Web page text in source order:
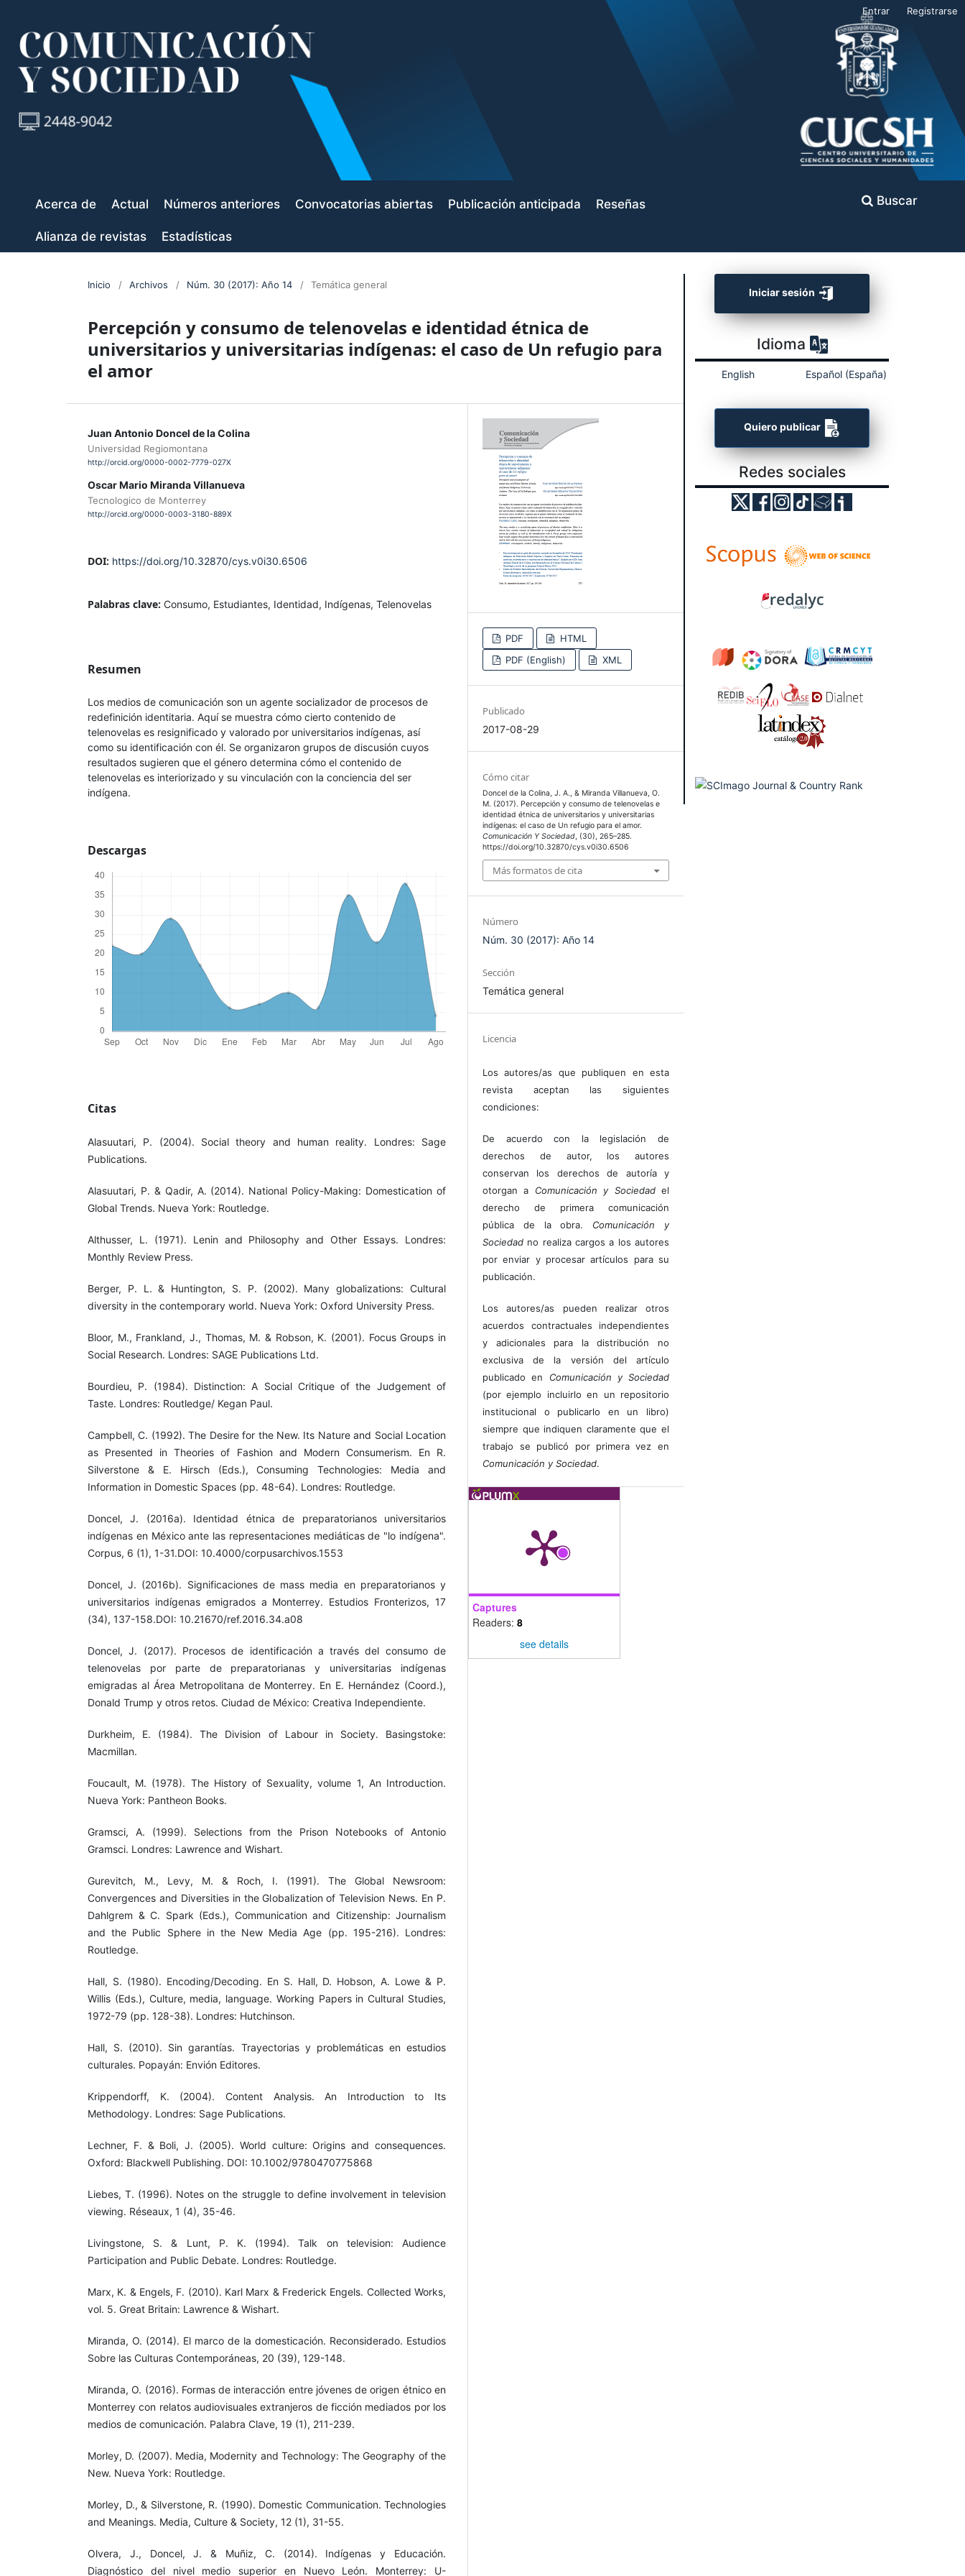
Acerca de Actual Números anteriores Convocatorias abiertas Publicación anticipada Reseñas
Alianza de revistas Estadísticas
Buscar
Entrar Registrarse
Inicio / Archivos / Núm. 30 (2017): Año 14 / Temática general
Percepción y consumo de telenovelas e identidad étnica de
universitarios y universitarias indígenas: el caso de Un refugio para
el amor
Juan Antonio Doncel de la Colina
Universidad Regiomontana
http://orcid.org/0000-0002-7779-027X
Oscar Mario Miranda Villanueva
Tecnologico de Monterrey
http://orcid.org/0000-0003-3180-889X
DOI: https://doi.org/10.32870/cys.v0i30.6506
Palabras clave: Consumo, Estudiantes, Identidad, Indígenas, Telenovelas
Resumen
Los medios de comunicación son un agente socializador de procesos de
redefinición identitaria. Aquí se muestra cómo cierto contenido de
telenovelas es resignificado y valorado por universitarios indígenas, así
como su identificación con él. Se organizaron grupos de discusión cuyos
resultados sugieren que el género determina cómo el contenido de
telenovelas es interiorizado y su vinculación con la conciencia del ser
indígena.
Descargas
Citas
Alasuutari, P. (2004). Social theory and human reality. Londres: Sage
Publications.
Alasuutari, P. & Qadir, A. (2014). National Policy-Making: Domestication of
Global Trends. Nueva York: Routledge.
Althusser, L. (1971). Lenin and Philosophy and Other Essays. Londres:
Monthly Review Press.
Berger, P. L. & Huntington, S. P. (2002). Many globalizations: Cultural
diversity in the contemporary world. Nueva York: Oxford University Press.
Bloor, M., Frankland, J., Thomas, M. & Robson, K. (2001). Focus Groups in
Social Research. Londres: SAGE Publications Ltd.
Bourdieu, P. (1984). Distinction: A Social Critique of the Judgement of
Taste. Londres: Routledge/ Kegan Paul.
Campbell, C. (1992). The Desire for the New. Its Nature and Social Location
as Presented in Theories of Fashion and Modern Consumerism. En R.
Silverstone & E. Hirsch (Eds.), Consuming Technologies: Media and
Information in Domestic Spaces (pp. 48-64). Londres: Routledge.
Doncel, J. (2016a). Identidad étnica de preparatorianos universitarios
indígenas en México ante las representaciones mediáticas de "lo indígena".
Corpus, 6 (1), 1-31.DOI: 10.4000/corpusarchivos.1553
Doncel, J. (2016b). Significaciones de mass media en preparatorianos y
universitarios indígenas emigrados a Monterrey. Estudios Fronterizos, 17
(34), 137-158.DOI: 10.21670/ref.2016.34.a08
Doncel, J. (2017). Procesos de identificación a través del consumo de
telenovelas por parte de preparatorianas y universitarias indígenas
emigradas al Área Metropolitana de Monterrey. En E. Hernández (Coord.),
Donald Trump y otros retos. Ciudad de México: Creativa Independiente.
Durkheim, E. (1984). The Division of Labour in Society. Basingstoke:
Macmillan.
Foucault, M. (1978). The History of Sexuality, volume 1, An Introduction.
Nueva York: Pantheon Books.
Gramsci, A. (1999). Selections from the Prison Notebooks of Antonio
Gramsci. Londres: Lawrence and Wishart.
Gurevitch, M., Levy, M. & Roch, I. (1991). The Global Newsroom:
Convergences and Diversities in the Globalization of Television News. En P.
Dahlgrem & C. Spark (Eds.), Communication and Citizenship: Journalism
and the Public Sphere in the New Media Age (pp. 195-216). Londres:
Routledge.
Hall, S. (1980). Encoding/Decoding. En S. Hall, D. Hobson, A. Lowe & P.
Willis (Eds.), Culture, media, language. Working Papers in Cultural Studies,
1972-79 (pp. 128-38). Londres: Hutchinson.
Hall, S. (2010). Sin garantías. Trayectorias y problemáticas en estudios
culturales. Popayán: Envión Editores.
Krippendorff, K. (2004). Content Analysis. An Introduction to Its
Methodology. Londres: Sage Publications.
Lechner, F. & Boli, J. (2005). World culture: Origins and consequences.
Oxford: Blackwell Publishing. DOI: 10.1002/9780470775868
Liebes, T. (1996). Notes on the struggle to define involvement in television
viewing. Réseaux, 1 (4), 35-46.
Livingstone, S. & Lunt, P. K. (1994). Talk on television: Audience
Participation and Public Debate. Londres: Routledge.
Marx, K. & Engels, F. (2010). Karl Marx & Frederick Engels. Collected Works,
vol. 5. Great Britain: Lawrence & Wishart.
Miranda, O. (2014). El marco de la domesticación. Reconsiderado. Estudios
Sobre las Culturas Contemporáneas, 20 (39), 129-148.
Miranda, O. (2016). Formas de interacción entre jóvenes de origen étnico en
Monterrey con relatos audiovisuales extranjeros de ficción mediados por los
medios de comunicación. Palabra Clave, 19 (1), 211-239.
Morley, D. (2007). Media, Modernity and Technology: The Geography of the
New. Nueva York: Routledge.
Morley, D., & Silverstone, R. (1990). Domestic Communication. Technologies
and Meanings. Media, Culture & Society, 12 (1), 31-55.
Olvera, J., Doncel, J. & Muñiz, C. (2014). Indígenas y Educación.
Diagnóstico del nivel medio superior en Nuevo León. Monterrey: U-
PDF
HTML
PDF (English)
XML
Publicado
2017-08-29
Cómo citar
Doncel de la Colina, J. A., & Miranda Villanueva, O.
M. (2017). Percepción y consumo de telenovelas e
identidad étnica de universitarios y universitarias
indígenas: el caso de Un refugio para el amor.
Comunicación Y Sociedad, (30), 265–285.
https://doi.org/10.32870/cys.v0i30.6506
Más formatos de cita
Número
Núm. 30 (2017): Año 14
Sección
Temática general
Licencia
Los autores/as que publiquen en esta
revista aceptan las siguientes
condiciones:
De acuerdo con la legislación de
derechos de autor, los autores
conservan los derechos de autoría y
otorgan a Comunicación y Sociedadel
derecho de primera comunicación
pública de la obra. Comunicación y
Sociedad no realiza cargos a los autores
por enviar y procesar artículos para su
publicación.
Los autores/as pueden realizar otros
acuerdos contractuales independientes
y adicionales para la distribución no
exclusiva de la versión del artículo
publicado en Comunicación y Sociedad
(por ejemplo incluirlo en un repositorio
institucional o publicarlo en un libro)
siempre que indiquen claramente que el
trabajo se publicó por primera vez en
Comunicación y Sociedad.
Captures
Readers: 8
see details
Iniciar sesión
Idioma
English Español (España)
Quiero publicar
Redes sociales